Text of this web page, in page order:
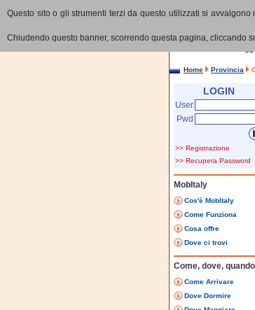
Questo sito o gli strumenti terzi da questo utilizzati si
Chiudendo questo banner, scorrendo questa pagina, cliccando
Home Provincia
LOGIN
User
Pwd
>> Registrazione
>> Recupera Password
MobItaly
Cos'è MobItaly
Come Funziona
Cosa offre
Dove ci trovi
Come, dove, quando
Come Arrivare
Dove Dormire